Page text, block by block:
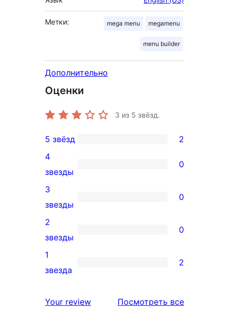
Метки: mega menu megamenu
menu builder
Дополнительно
Оценки
3 из 5 звёзд.
2
5-
звездный
отзыв
5 звёзд 2
0
4-
звездный
отзыв
4
звезды
0
0
3-
звездный
отзыв
3
звезды
0
0
2-
звездный
2
звезды
0
2
звездный
1
звезда
2
Your review Посмотреть всеотзывы